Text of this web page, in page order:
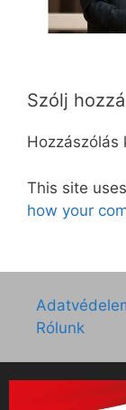
Szólj
Hozzászólás
This site
how your
Rólunk